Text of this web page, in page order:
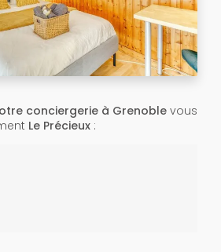
conciergerie à Grenoblevous
Le Précieux :